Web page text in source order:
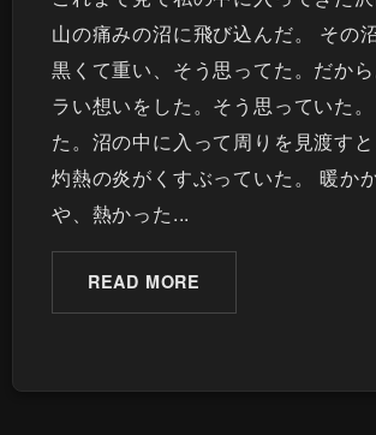
山の痛みの沼に飛び込んだ。 その
黒くて重い、そう思ってた。だか
ラい想いをした。そう思っていた
た。沼の中に入って周りを見渡す
灼熱の炎がくすぶっていた。 暖
や、熱かった...
READ MORE